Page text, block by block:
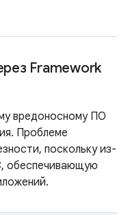
Framework
вредоносному ПО
Проблеме
поскольку из-
обеспечивающую